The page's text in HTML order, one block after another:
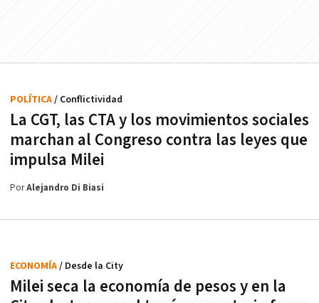
La CGT, las CTA y los movimientos sociales
marchan al Congreso contra las leyes que
impulsa Milei
POLÍTICA/ Conflictividad
PorAlejandro Di Biasi
Milei seca la economía de pesos y en la
ECONOMÍA/ Desde la City